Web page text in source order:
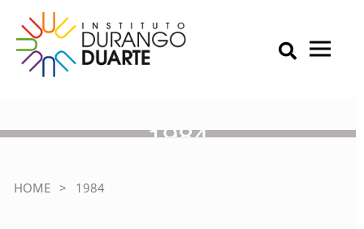
content
IDD – Instituto Durango Duarte
Instituto Durango Duarte
Primary Menu
1984
HOME > 1984